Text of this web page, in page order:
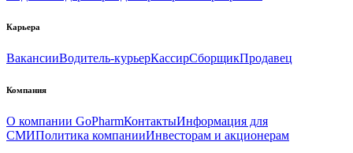
Карьера
ВакансииВодитель-курьерКассирСборщикПродавец
Компания
О компании GoPharmКонтактыИнформация для
СМИПолитика компанииИнвесторам и акционерам